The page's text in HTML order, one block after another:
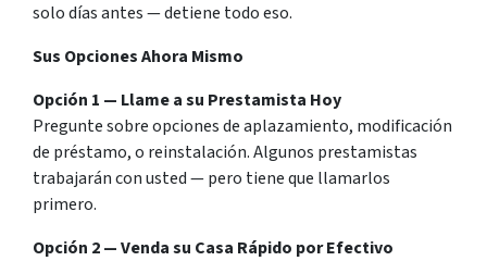
solo días antes — detiene todo eso.
Sus Opciones Ahora Mismo
Opción 1 — Llame a su Prestamista Hoy
Pregunte sobre opciones de aplazamiento, modificación
de préstamo, o reinstalación. Algunos prestamistas
trabajarán con usted — pero tiene que llamarlos
primero.
Opción 2 — Venda su Casa Rápido por Efectivo